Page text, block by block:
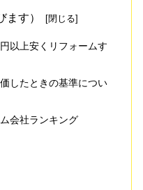
ます）
以上安くリフォームす
したときの基準につい
会社ランキング